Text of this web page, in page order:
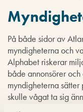
På både sidor av
myndigheterna och
Alphabet riskerar
både annonsörer
myndigheterna
skulle vågat ta sig